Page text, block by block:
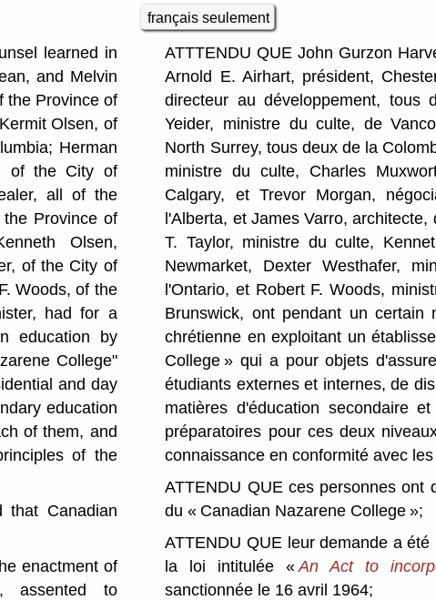
français seulement
learned in
and Melvin
the Province of
Olsen, of
Herman
of the City of
all of the
Province of
Olsen,
of the City of
Woods, of the
had for a
education by
College"
and day
education
of them, and
of the
that Canadian
enactment of
, assented to
ATTTENDU QUE John Gurzon
Arnold E. Airhart, président,
directeur au développement,
Yeider, ministre du culte, de
North Surrey, tous deux de la
ministre du culte, Charles
Calgary, et Trevor Morgan,
l'Alberta, et James Varro,
T. Taylor, ministre du culte,
Newmarket, Dexter Westhafer,
l'Ontario, et Robert F. Woods,
Brunswick, ont pendant un certain
chrétienne en exploitant un
College » qui a pour objets
étudiants externes et internes, de
matières d'éducation secondaire
préparatoires pour ces deux
connaissance en conformité avec
ATTENDU QUE ces personnes ont
du « Canadian Nazarene College »;
ATTENDU QUE leur demande a
la loi intitulée «An Act to
sanctionnée le 16 avril 1964;